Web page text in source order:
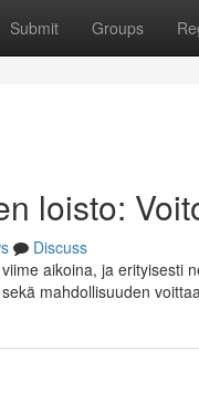
Submit Groups
loisto:
Discuss
aikoina, ja erityisesti
mahdollisuuden